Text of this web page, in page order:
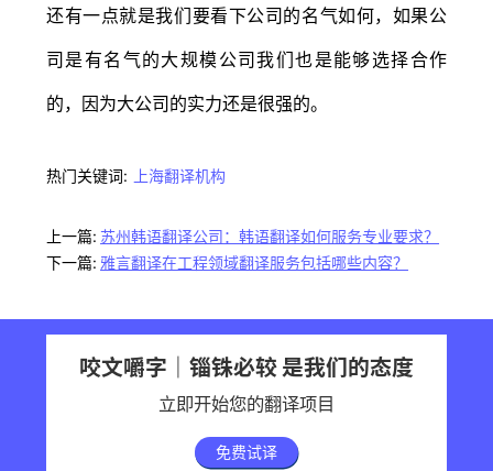
还有一点就是我们要看下公司的名气如何，如果公
司是有名气的大规模公司我们也是能够选择合作
的，因为大公司的实力还是很强的。
热门关键词: 上海翻译机构
上一篇: 苏州韩语翻译公司：韩语翻译如何服务专业要求？
下一篇: 雅言翻译在工程领域翻译服务包括哪些内容？
咬文嚼字｜锱铢必较 是我们的态度
立即开始您的翻译项目
免费试译